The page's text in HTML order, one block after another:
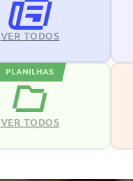
VER TODOS
PLANILHAS
VER TODOS